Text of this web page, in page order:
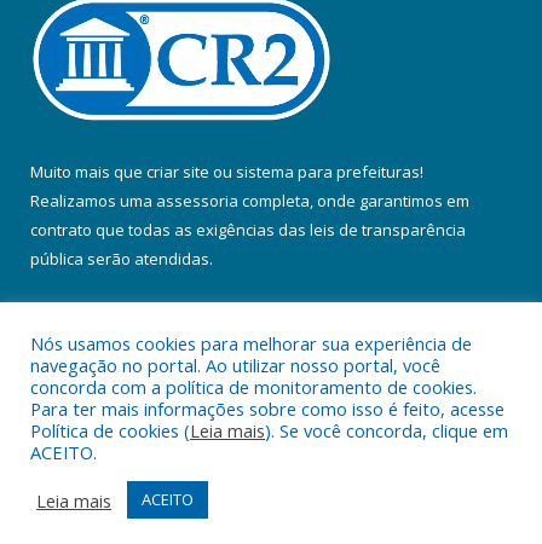
Muito mais que criar site ou sistema para prefeituras!
Realizamos uma assessoria completa, onde garantimos em
contrato que todas as exigências das leis de transparência
pública serão atendidas.
Todos os direitos reservados a Prefeitura Municipal de Colares.
Mapa do Site
Acessar Área Administrativa
Acessar Webmail
Nós usamos cookies para melhorar sua experiência de
navegação no portal. Ao utilizar nosso portal, você
concorda com a política de monitoramento de cookies.
Para ter mais informações sobre como isso é feito, acesse
Política de cookies (Leia mais). Se você concorda, clique em
ACEITO.
Leia mais
ACEITO